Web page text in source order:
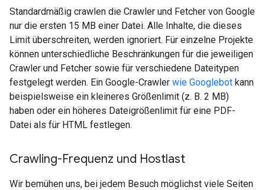
Standardmäßig crawlen die Crawler und Fetcher von Google
nur die ersten 15 MB einer Datei. Alle Inhalte, die dieses
Limit überschreiten, werden ignoriert. Für einzelne Projekte
können unterschiedliche Beschränkungen für die jeweiligen
Crawler und Fetcher sowie für verschiedene Dateitypen
festgelegt werden. Ein Google-Crawler wie Googlebot kann
beispielsweise ein kleineres Größenlimit (z. B. 2 MB)
haben oder ein höheres Dateigrößenlimit für eine PDF-
Datei als für HTML festlegen.
Crawling-Frequenz und Hostlast
Wir bemühen uns, bei jedem Besuch möglichst viele Seiten